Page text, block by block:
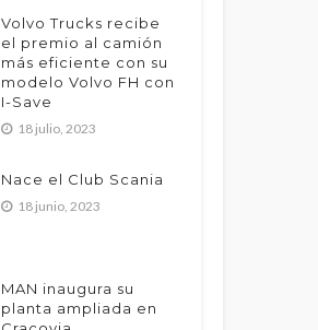
Volvo Trucks recibe
el premio al camión
más eficiente con su
modelo Volvo FH con
I-Save
18 julio, 2023
Nace el Club Scania
18 junio, 2023
MAN inaugura su
planta ampliada en